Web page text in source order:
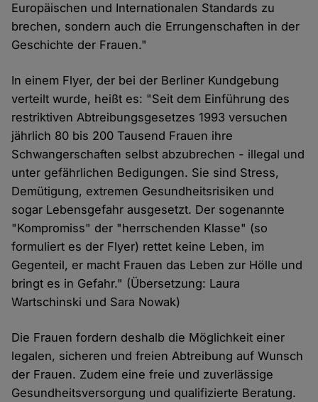
Europäischen und Internationalen Standards zu
brechen, sondern auch die Errungenschaften in der
Geschichte der Frauen."
In einem Flyer, der bei der Berliner Kundgebung
verteilt wurde, heißt es: "Seit dem Einführung des
restriktiven Abtreibungsgesetzes 1993 versuchen
jährlich 80 bis 200 Tausend Frauen ihre
Schwangerschaften selbst abzubrechen - illegal und
unter gefährlichen Bedigungen. Sie sind Stress,
Demütigung, extremen Gesundheitsrisiken und
sogar Lebensgefahr ausgesetzt. Der sogenannte
"Kompromiss" der "herrschenden Klasse" (so
formuliert es der Flyer) rettet keine Leben, im
Gegenteil, er macht Frauen das Leben zur Hölle und
bringt es in Gefahr." (Übersetzung: Laura
Wartschinski und Sara Nowak)
Die Frauen fordern deshalb die Möglichkeit einer
legalen, sicheren und freien Abtreibung auf Wunsch
der Frauen. Zudem eine freie und zuverlässige
Gesundheitsversorgung und qualifizierte Beratung.